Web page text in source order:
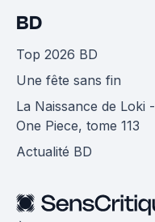
BD
Top 2026 BD
Une fête sans fin
La Naissance de Loki -
One Piece, tome 113
Actualité BD